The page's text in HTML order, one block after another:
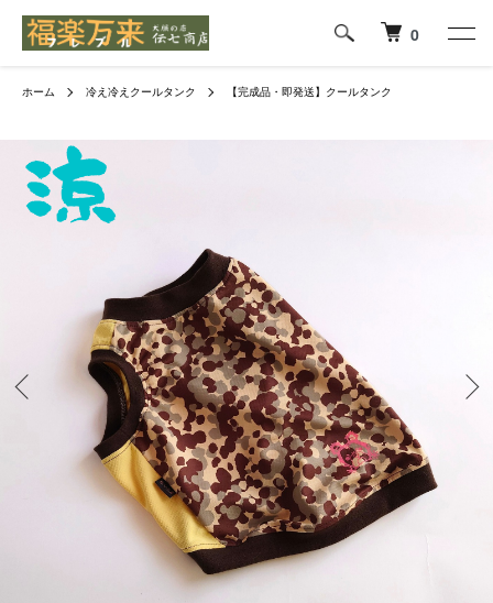
0
ホーム 冷え冷えクールタンク 【完成品・即発送】クールタンク